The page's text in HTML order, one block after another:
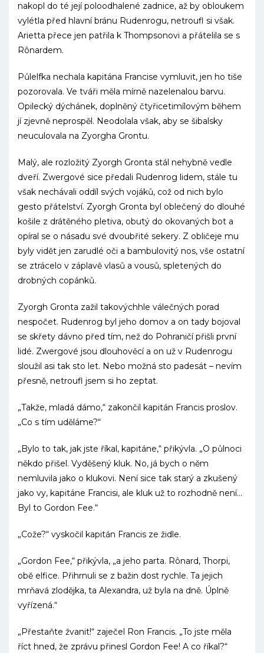
nakopl do té její poloodhalené zadnice, až by obloukem
vylétla před hlavní bránu Rudenrogu, netroufl si však.
Arietta přece jen patřila k Thompsonovi a přátelila se s
Rônardem.
Půlelfka nechala kapitána Francise vymluvit, jen ho tiše
pozorovala. Ve tváři měla mírně nazelenalou barvu.
Opilecký dýchánek, doplněný čtyřicetimílovým během
jí zjevně neprospěl. Neodolala však, aby se šibalsky
neuculovala na Zyorgha Grontu.
Malý, ale rozložitý Zyorgh Gronta stál nehybně vedle
dveří. Zwergové sice předali Rudenrog lidem, stále tu
však nechávali oddíl svých vojáků, což od nich bylo
gesto přátelství. Zyorgh Gronta byl oblečený do dlouhé
košile z drátěného pletiva, obutý do okovaných bot a
opíral se o násadu své dvoubřité sekery. Z obličeje mu
byly vidět jen zarudlé oči a bambulovitý nos, vše ostatní
se ztrácelo v záplavě vlasů a vousů, spletených do
drobných copánků.
Zyorgh Gronta zažil takovýchhle válečných porad
nespočet. Rudenrog byl jeho domov a on tady bojoval
se skřety dávno před tím, než do Pohraničí přišli první
lidé. Zwergové jsou dlouhověcí a on už v Rudenrogu
sloužil asi tak sto let. Nebo možná sto padesát – nevím
přesně, netroufl jsem si ho zeptat.
„Takže, mladá dámo,“ zakončil kapitán Francis proslov.
„Co s tím uděláme?“
„Bylo to tak, jak jste říkal, kapitáne,“ přikývla. „O půlnoci
někdo přišel. Vyděšený kluk. No, já bych o něm
nemluvila jako o klukovi. Není sice tak starý a zkušený
jako vy, kapitáne Francisi, ale kluk už to rozhodně není…
Byl to Gordon Fee.“
„Cože?“ vyskočil kapitán Francis ze židle.
„Gordon Fee,“ přikývla, „a jeho parta. Rônard, Thorpi,
obě elfice. Přihrnuli se z bažin dost rychle. Ta jejich
mrňavá zlodějka, ta Alexandra, už byla na dně. Úplně
vyřízená.“
„Přestaňte žvanit!“ zaječel Ron Francis. „To jste měla
říct hned, že zprávu přinesl Gordon Fee! A co říkal?“